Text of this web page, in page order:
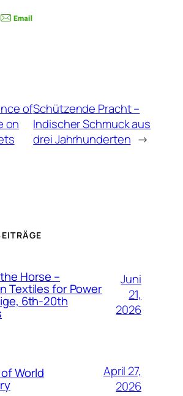
of
on
Schützende Pracht –
Indischer Schmuck aus
drei Jahrhunderten →
Horse –
Textiles for Power
6th-20th
Juni
21,
2026
World
April 27,
2026